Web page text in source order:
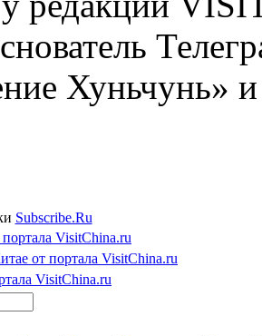
Хуньчунь»
Subscribe.Ru
VisitChina.ru
от портала VisitChina.ru
VisitChina.ru